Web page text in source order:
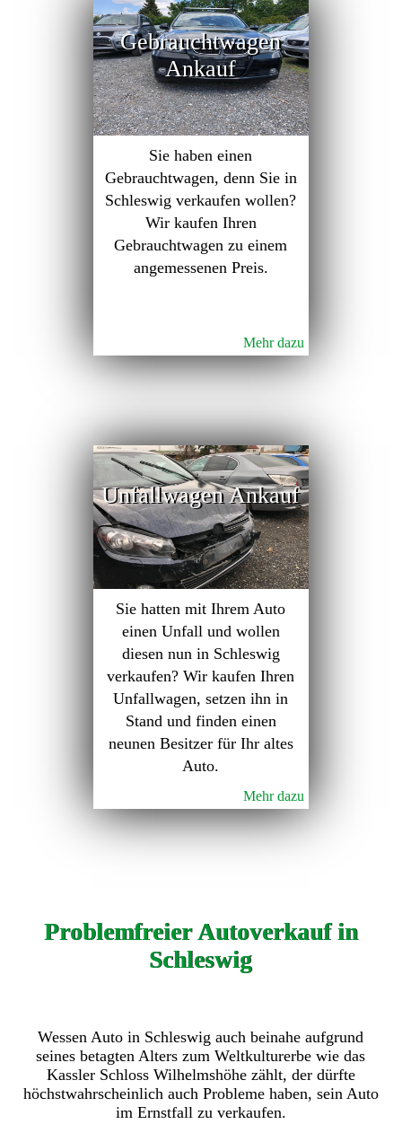
Gebrauchtwagen
Ankauf
Sie haben einen
Gebrauchtwagen, denn Sie in
Schleswig verkaufen wollen?
Wir kaufen Ihren
Gebrauchtwagen zu einem
angemessenen Preis.
Mehr dazu
Unfallwagen Ankauf
Sie hatten mit Ihrem Auto
einen Unfall und wollen
diesen nun in Schleswig
verkaufen? Wir kaufen Ihren
Unfallwagen, setzen ihn in
Stand und finden einen
neunen Besitzer für Ihr altes
Auto.
Mehr dazu
Problemfreier Autoverkauf in
Schleswig
Wessen Auto in Schleswig auch beinahe aufgrund
seines betagten Alters zum Weltkulturerbe wie das
Kassler Schloss Wilhelmshöhe zählt, der dürfte
höchstwahrscheinlich auch Probleme haben, sein Auto
im Ernstfall zu verkaufen.